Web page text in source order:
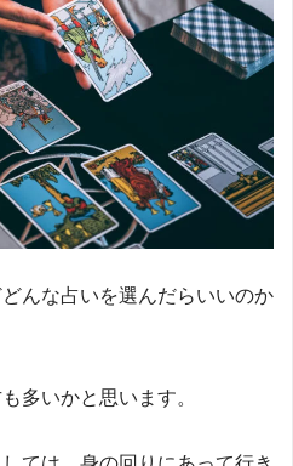
んな占いを選んだらいいのか
多いかと思います。